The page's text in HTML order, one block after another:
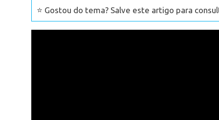
⭐ Gostou do tema? Salve este artigo para